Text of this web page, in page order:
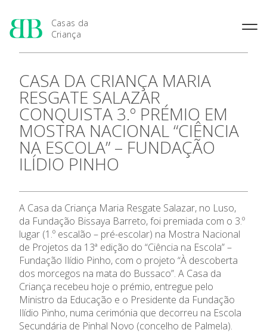
Casas da
Criança
Apresentação
Criança
Pensamento Pedagógico de
Bissaya Barreto
Natureza e fins pedagógicos
das Casas da Criança
Princípios Educativos Gerais
As 7 Casas da Criança
Joaquina Barreto Rosa
Maria do Resgate Salazar
Maria Rita Patrocínio Costa
S. Julião
Maria Leonor Anjos Diniz
Maria Granado
Admissão
Admissão
Período de Inscrição
Candidatura
Renovação da Matrícula
Contactos
Notícias
CASA DA CRIANÇA MARIA
RESGATE SALAZAR
CONQUISTA 3.º PRÉMIO EM
MOSTRA NACIONAL “CIÊNCIA
NA ESCOLA” – FUNDAÇÃO
ILÍDIO PINHO
A Casa da Criança Maria Resgate Salazar, no Luso,
da Fundação Bissaya Barreto, foi premiada com o 3.º
lugar (1.º escalão – pré-escolar) na Mostra Nacional
de Projetos da 13ª edição do “Ciência na Escola” –
Fundação Ilídio Pinho, com o projeto “À descoberta
dos morcegos na mata do Bussaco”. A Casa da
Criança recebeu hoje o prémio, entregue pelo
Ministro da Educação e o Presidente da Fundação
Ilídio Pinho, numa cerimónia que decorreu na Escola
Secundária de Pinhal Novo (concelho de Palmela).